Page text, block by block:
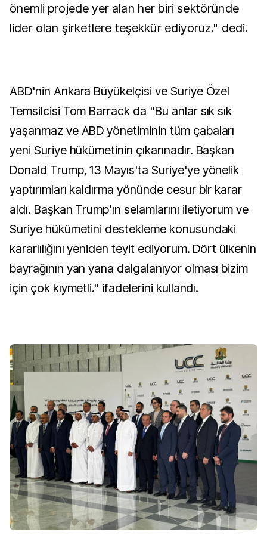
önemli projede yer alan her biri sektöründe
lider olan şirketlere teşekkür ediyoruz." dedi.
ABD'nin Ankara Büyükelçisi ve Suriye Özel
Temsilcisi Tom Barrack da "Bu anlar sık sık
yaşanmaz ve ABD yönetiminin tüm çabaları
yeni Suriye hükümetinin çıkarınadır. Başkan
Donald Trump, 13 Mayıs'ta Suriye'ye yönelik
yaptırımları kaldırma yönünde cesur bir karar
aldı. Başkan Trump'ın selamlarını iletiyorum ve
Suriye hükümetini destekleme konusundaki
kararlılığını yeniden teyit ediyorum. Dört ülkenin
bayrağının yan yana dalgalanıyor olması bizim
için çok kıymetli." ifadelerini kullandı.